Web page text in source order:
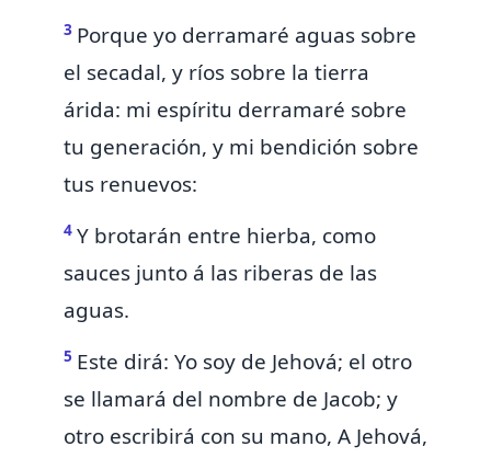
3 Porque yo derramaré aguas sobre
el secadal, y ríos sobre la tierra
árida: mi espíritu derramaré sobre
tu generación, y mi bendición sobre
tus renuevos:
4 Y brotarán entre hierba, como
sauces junto á las riberas de las
aguas.
5 Este dirá: Yo soy de Jehová; el otro
se llamará del nombre de Jacob; y
otro escribirá con su mano, A Jehová,